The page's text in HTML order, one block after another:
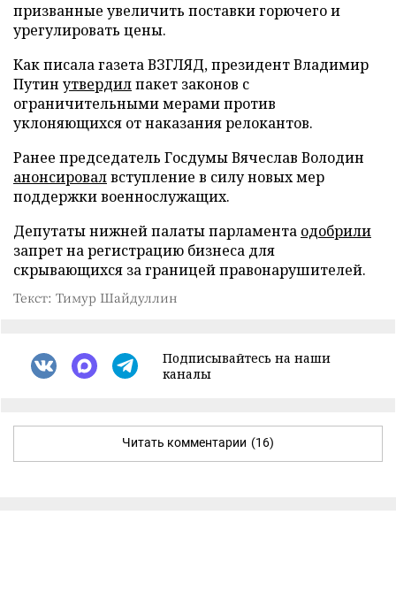
призванные увеличить поставки горючего и
урегулировать цены.
Как писала газета ВЗГЛЯД, президент Владимир
Путин утвердилпакет законов с
ограничительными мерами против
уклоняющихся от наказания релокантов.
Ранее председатель Госдумы Вячеслав Володин
анонсировалвступление в силу новых мер
поддержки военнослужащих.
Депутаты нижней палаты парламента одобрили
запрет на регистрацию бизнеса для
скрывающихся за границей правонарушителей.
Текст: Тимур Шайдуллин
Подписывайтесь на наши
каналы
Читать комментарии (16)